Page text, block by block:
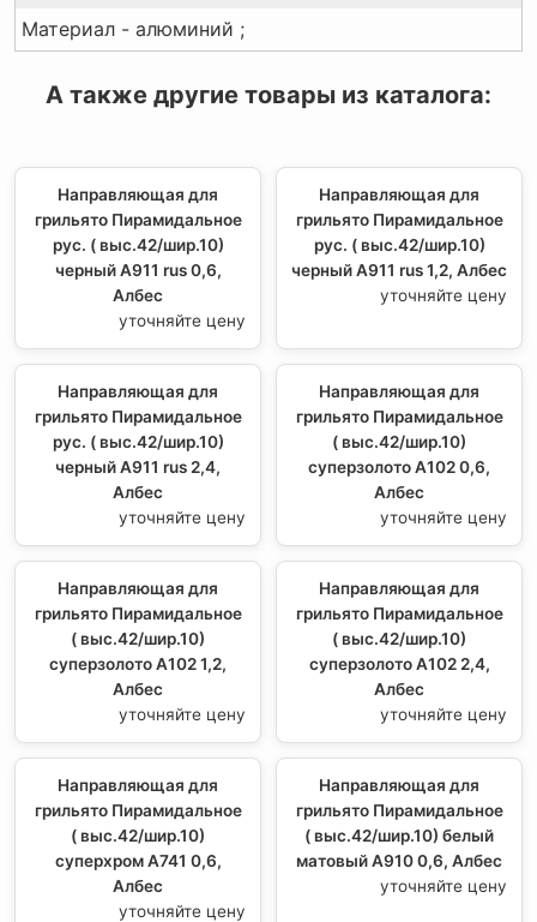
Материал - алюминий ;
А также другие товары из каталога:
Направляющая для
грильято Пирамидальное
рус. ( выс.42/шир.10)
черный А911 rus 0,6,
Албес
уточняйте цену
Направляющая для
грильято Пирамидальное
рус. ( выс.42/шир.10)
черный А911 rus 1,2, Албес
уточняйте цену
Направляющая для
грильято Пирамидальное
рус. ( выс.42/шир.10)
черный А911 rus 2,4,
Албес
уточняйте цену
Направляющая для
грильято Пирамидальное
( выс.42/шир.10)
суперзолото А102 0,6,
Албес
уточняйте цену
Направляющая для
грильято Пирамидальное
( выс.42/шир.10)
суперзолото А102 1,2,
Албес
уточняйте цену
Направляющая для
грильято Пирамидальное
( выс.42/шир.10)
суперзолото А102 2,4,
Албес
уточняйте цену
Направляющая для
грильято Пирамидальное
( выс.42/шир.10)
суперхром А741 0,6,
Албес
уточняйте цену
Направляющая для
грильято Пирамидальное
( выс.42/шир.10) белый
матовый А910 0,6, Албес
уточняйте цену